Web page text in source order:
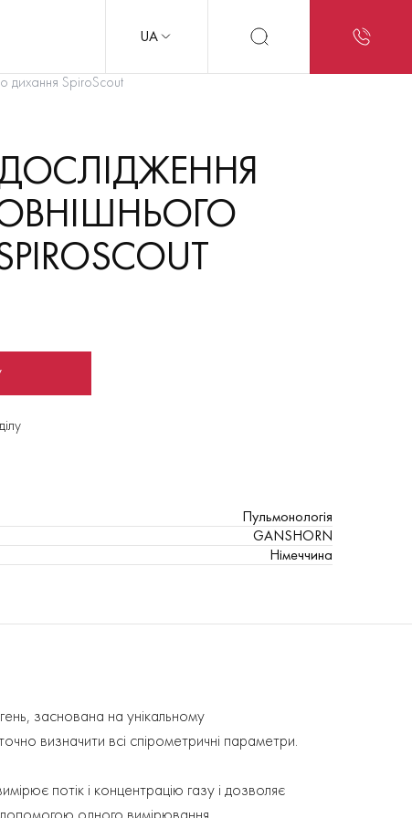
UA
дихання SpiroScout
Пульмонологія
GANSHORN
Німеччина
заснована на унікальному
визначити всі спірометричні параметри.
потік і концентрацію газу і дозволяє